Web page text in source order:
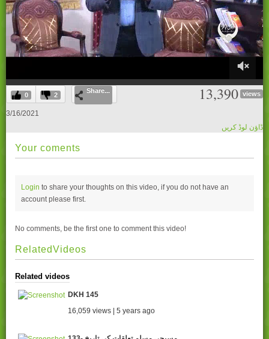
0
of
28
minutes,
0 2
Share... 13,390 views
3/16/2021
ڈاؤن لوڈ کریں
Your coments
Login to share your thoughts on this video, if you do not have an
account please first.
No comments, be the first one to comment this video!
RelatedVideos
Related videos
DKH 145
16,059 views | 5 years ago